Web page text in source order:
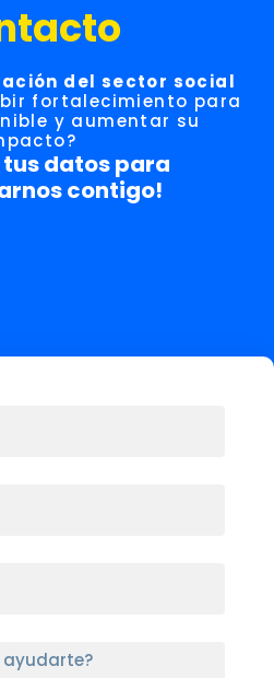
del sector social
fortalecimiento para
y aumentar su
tus datos para
contigo!